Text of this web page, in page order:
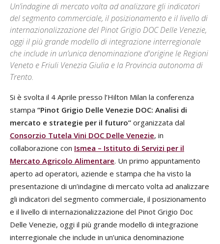
Un’indagine di mercato volta ad analizzare gli indicatori
del segmento commerciale, il posizionamento e il livello di
internazionalizzazione del Pinot Grigio DOC Delle Venezie,
oggi il più grande modello di integrazione interregionale
che include in un’unica denominazione d'origine le Regioni
Veneto e Friuli Venezia Giulia e la Provincia autonoma di
Trento.
Si è svolta il 4 Aprile presso l’Hilton Milan la conferenza
stampa “Pinot Grigio Delle Venezie DOC: Analisi di
mercato e strategie per il futuro” organizzata dal
Consorzio Tutela Vini DOC Delle Venezie, in
collaborazione con Ismea – Istituto di Servizi per il
Mercato Agricolo Alimentare. Un primo appuntamento
aperto ad operatori, aziende e stampa che ha visto la
presentazione di un’indagine di mercato volta ad analizzare
gli indicatori del segmento commerciale, il posizionamento
e il livello di internazionalizzazione del Pinot Grigio Doc
Delle Venezie, oggi il più grande modello di integrazione
interregionale che include in un’unica denominazione